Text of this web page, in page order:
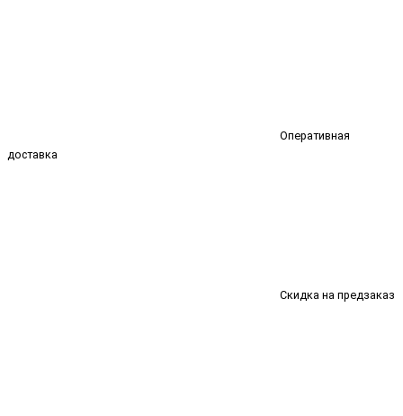
Оперативная
доставка
Скидка на предзаказ